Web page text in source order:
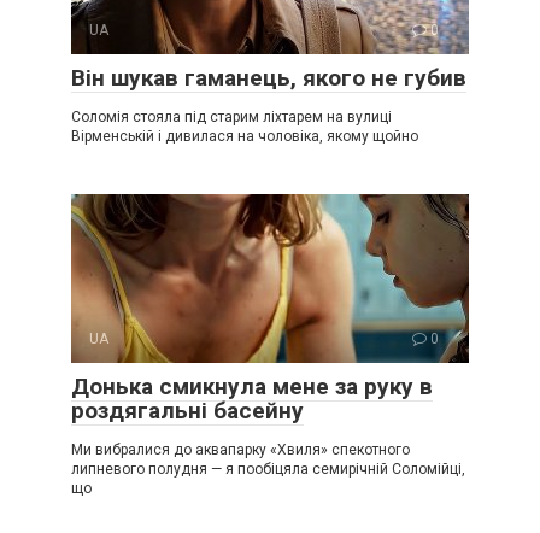
UA 0
Він шукав гаманець, якого не губив
Соломія стояла під старим ліхтарем на вулиці
Вірменській і дивилася на чоловіка, якому щойно
UA 0
Донька смикнула мене за руку в
роздягальні басейну
Ми вибралися до аквапарку «Хвиля» спекотного
липневого полудня — я пообіцяла семирічній Соломійці,
що